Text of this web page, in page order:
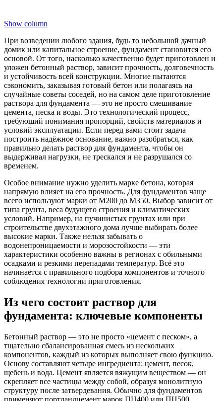
Show column
При возведении любого здания, будь то небольшой дачный
домик или капитальное строение, фундамент становится его
основой. От того, насколько качественно будет приготовлен и
уложен бетонный раствор, зависит прочность, долговечность
и устойчивость всей конструкции. Многие пытаются
сэкономить, заказывая готовый бетон или полагаясь на
случайные советы соседей, но на самом деле приготовление
раствора для фундамента — это не просто смешивание
цемента, песка и воды. Это технологический процесс,
требующий понимания пропорций, свойств материалов и
условий эксплуатации. Если перед вами стоит задача
построить надёжное основание, важно разобраться, как
правильно делать раствор для фундамента, чтобы он
выдерживал нагрузки, не трескался и не разрушался со
временем.
Особое внимание нужно уделить марке бетона, которая
напрямую влияет на его прочность. Для фундаментов чаще
всего используют марки от М200 до М350. Выбор зависит от
типа грунта, веса будущего строения и климатических
условий. Например, на пучинистых грунтах или при
строительстве двухэтажного дома лучше выбирать более
высокие марки. Также нельзя забывать о
водонепроницаемости и морозостойкости — эти
характеристики особенно важны в регионах с обильными
осадками и резкими перепадами температур. Всё это
начинается с правильного подбора компонентов и точного
соблюдения технологии приготовления.
Из чего состоит раствор для
фундамента: ключевые компоненты
Бетонный раствор — это не просто «цемент с песком», а
тщательно сбалансированная смесь из нескольких
компонентов, каждый из которых выполняет свою функцию.
Основу составляют четыре ингредиента: цемент, песок,
щебень и вода. Цемент является вяжущим веществом — он
скрепляет все частицы между собой, образуя монолитную
структуру после затвердевания. Обычно для фундаментов
применяют портландцемент марок ПЦ400 или ПЦ500,